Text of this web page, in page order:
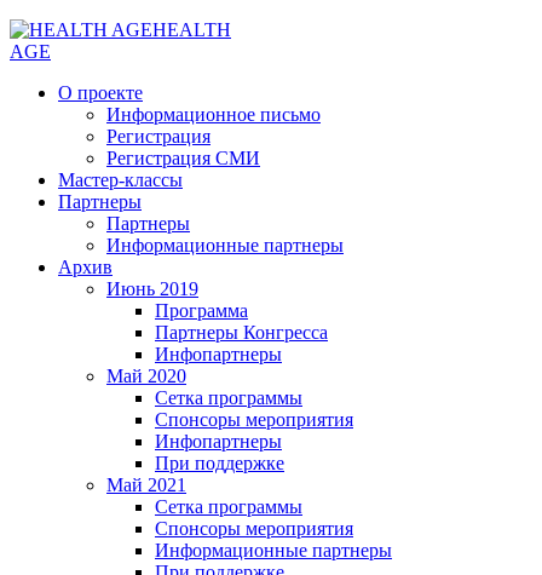
HEALTH
AGE
О проекте
Информационное письмо
Регистрация
Регистрация СМИ
Мастер-классы
Партнеры
Партнеры
Информационные партнеры
Архив
Июнь 2019
Программа
Партнеры Конгресса
Инфопартнеры
Май 2020
Сетка программы
Спонсоры мероприятия
Инфопартнеры
При поддержке
Май 2021
Сетка программы
Спонсоры мероприятия
Информационные партнеры